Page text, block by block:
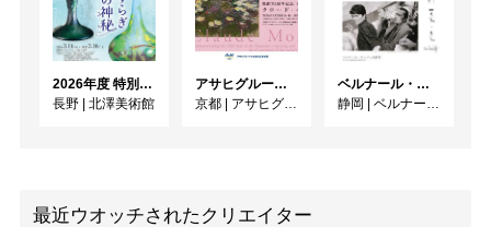
2026年度 特別展「ガレとドーム、アール･ヌーヴォーのガラス 水辺のやすらぎ、海の神秘」
長野 | 北澤美術館
アサヒグループ大山崎山荘美術館 開館30周年記念展「没後100年 クロード・モネ」
京都 | アサヒグループ大山崎山荘美術館
ベルナール・ビュフェと写真 ーカメラがとらえたビュフェとその時代、そして21 世紀へ
静岡 | ベルナール・ビュフェ美術館
最近ウオッチされたクリエイター